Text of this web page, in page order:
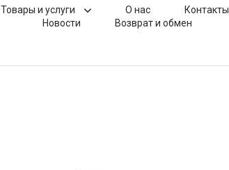
Товары и услуги О нас Контакты
Новости
Возврат и обмен